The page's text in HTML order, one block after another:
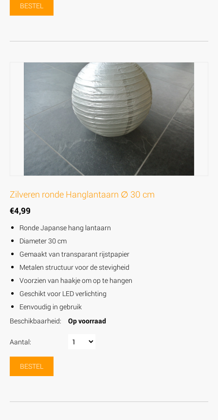
BESTEL
Zilveren ronde Hanglantaarn ∅ 30 cm
€4,99
Ronde Japanse hang lantaarn
Diameter 30 cm
Gemaakt van transparant rijstpapier
Metalen structuur voor de stevigheid
Voorzien van haakje om op te hangen
Geschikt voor LED verlichting
Eenvoudig in gebruik
Beschikbaarheid:
Op voorraad
Aantal:
BESTEL